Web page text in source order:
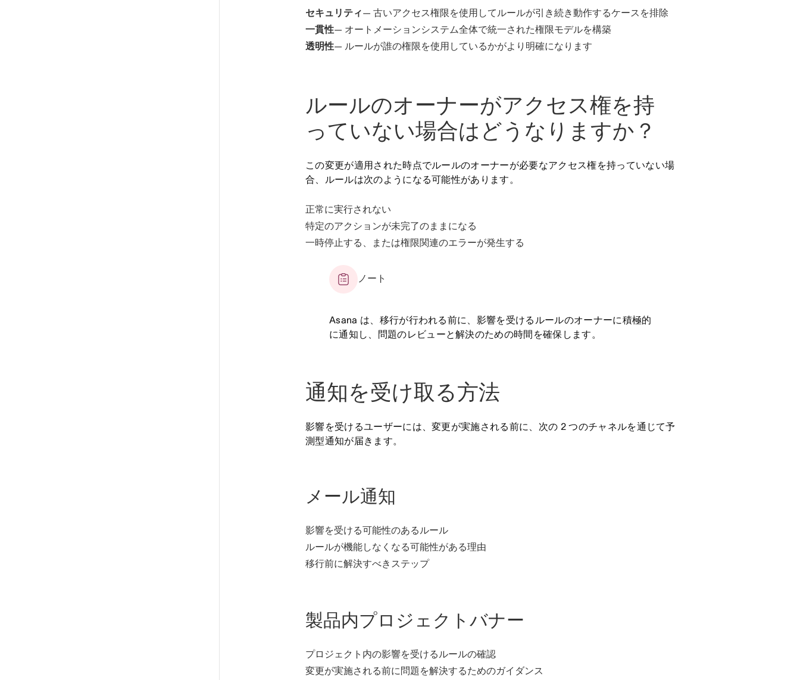
セキュリティ— 古いアクセス権限を使用してルールが引き続き動作するケースを排除
一貫性— オートメーションシステム全体で統一された権限モデルを構築
透明性— ルールが誰の権限を使用しているかがより明確になります
ルールのオーナーがアクセス権を持
っていない場合はどうなりますか？
この変更が適用された時点でルールのオーナーが必要なアクセス権を持っていない場
合、ルールは次のようになる可能性があります。
正常に実行されない
特定のアクションが未完了のままになる
一時停止する、または権限関連のエラーが発生する
ノート
Asana は、移行が行われる前に、影響を受けるルールのオーナーに積極的
に通知し、問題のレビューと解決のための時間を確保します。
通知を受け取る方法
影響を受けるユーザーには、変更が実施される前に、次の 2 つのチャネルを通じて予
測型通知が届きます。
メール通知
影響を受ける可能性のあるルール
ルールが機能しなくなる可能性がある理由
移行前に解決すべきステップ
製品内プロジェクトバナー
プロジェクト内の影響を受けるルールの確認
変更が実施される前に問題を解決するためのガイダンス